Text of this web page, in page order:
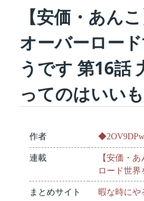
【安価・あん
オーバーロー
うです 第16話
ってのはいい
作者
連載
【安価・
ロード世界
まとめサイト 暇な時にや